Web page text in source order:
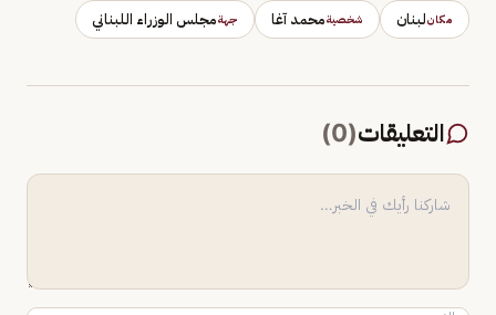
مكانلبنان شخصيةمحمد آغا جهةمجلس الوزراء اللبناني
التعليقات(
0
)